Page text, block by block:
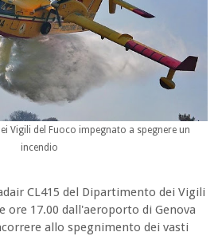
Vigili del Fuoco impegnato a spegnere un
incendio
CL415 del Dipartimento dei Vigili
ore 17.00 dall'aeroporto di Genova
allo spegnimento dei vasti